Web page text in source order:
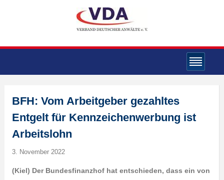
BFH: Vom Arbeitgeber gezahltes
Entgelt für Kennzeichenwerbung ist
Arbeitslohn
3. November 2022
(Kiel) Der Bundesfinanzhof hat entschieden, dass ein von